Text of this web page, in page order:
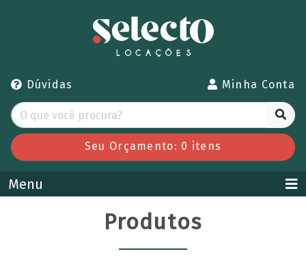
Dúvidas Minha Conta
Seu Orçamento: 0 itens
Menu
Produtos